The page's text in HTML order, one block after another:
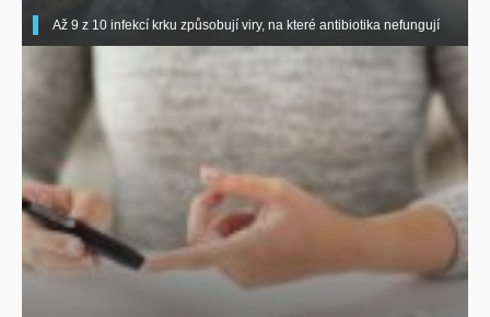
Až 9 z 10 infekcí krku způsobují viry, na které antibiotika nefungují